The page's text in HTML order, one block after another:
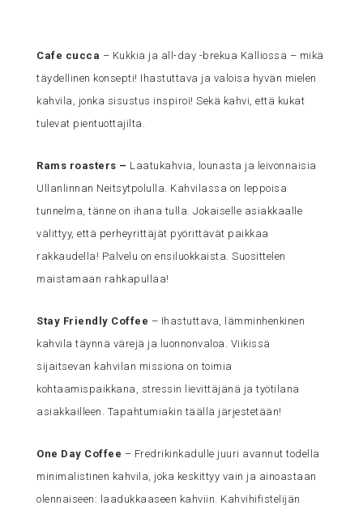
Cafe cucca – Kukkia ja all-day -brekua Kalliossa – mikä
täydellinen konsepti! Ihastuttava ja valoisa hyvän mielen
kahvila, jonka sisustus inspiroi! Sekä kahvi, että kukat
tulevat pientuottajilta.
Rams roasters – Laatukahvia, lounasta ja leivonnaisia
Ullanlinnan Neitsytpolulla. Kahvilassa on leppoisa
tunnelma, tänne on ihana tulla. Jokaiselle asiakkaalle
välittyy, että perheyrittäjät pyörittävät paikkaa
rakkaudella! Palvelu on ensiluokkaista. Suosittelen
maistamaan rahkapullaa!
Stay Friendly Coffee – Ihastuttava, lämminhenkinen
kahvila täynnä värejä ja luonnonvaloa. Viikissä
sijaitsevan kahvilan missiona on toimia
kohtaamispaikkana, stressin lievittäjänä ja työtilana
asiakkailleen. Tapahtumiakin täällä järjestetään!
One Day Coffee – Fredrikinkadulle juuri avannut todella
minimalistinen kahvila, joka keskittyy vain ja ainoastaan
olennaiseen: laadukkaaseen kahviin. Kahvihifistelijän